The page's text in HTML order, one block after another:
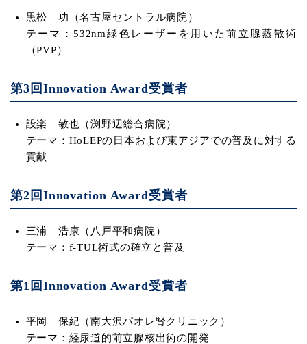
黒松 功（名古屋セントラル病院）
テーマ：532nm緑色レーザーを用いた前立腺蒸散術
（PVP）
第3回Innovation Award受賞者
設楽 敏也（渕野辺総合病院）
テーマ：HoLEPの日本および東アジアでの普及に対する
貢献
第2回Innovation Award受賞者
三浦 浩康（八戸平和病院）
テーマ：f-TUL術式の確立と普及
第1回Innovation Award受賞者
平岡 保紀（南大沢パオレ腎クリニック）
テーマ：経尿道的前立腺核出術の開発